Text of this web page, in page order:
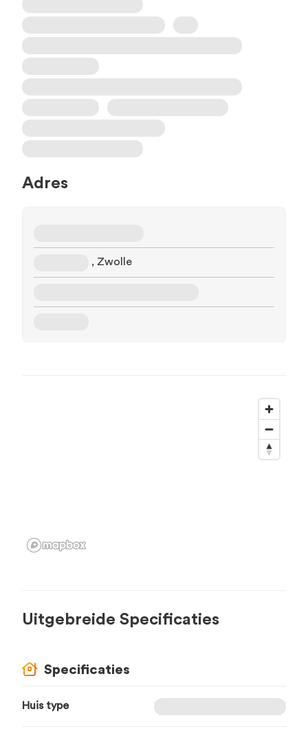
Adres
, Zwolle
Uitgebreide Specificaties
Specificaties
Huis type